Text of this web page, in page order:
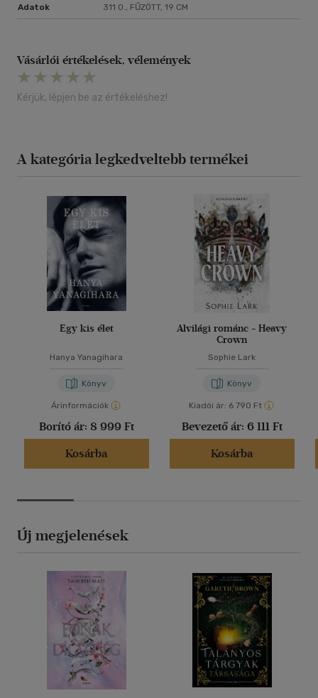
Adatok 311 O., FŰZÖTT, 19 CM
Vásárlói értékelések, vélemények
Kérjük, lépjen be az értékeléshez!
A kategória legkedveltebb termékei
Egy kis élet
Hanya Yanagihara
Könyv
Árinformációk
Borító ár: 8 999 Ft
Kosárba
Alvilági románc - Heavy
Crown
Sophie Lark
Könyv
Kiadói ár: 6 790 Ft
Bevezető ár: 6 111 Ft
Kosárba
Új megjelenések